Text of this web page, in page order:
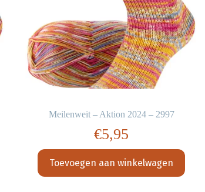
Meilenweit – Aktion 2024 – 2997
€5,95
Toevoegen aan winkelwagen